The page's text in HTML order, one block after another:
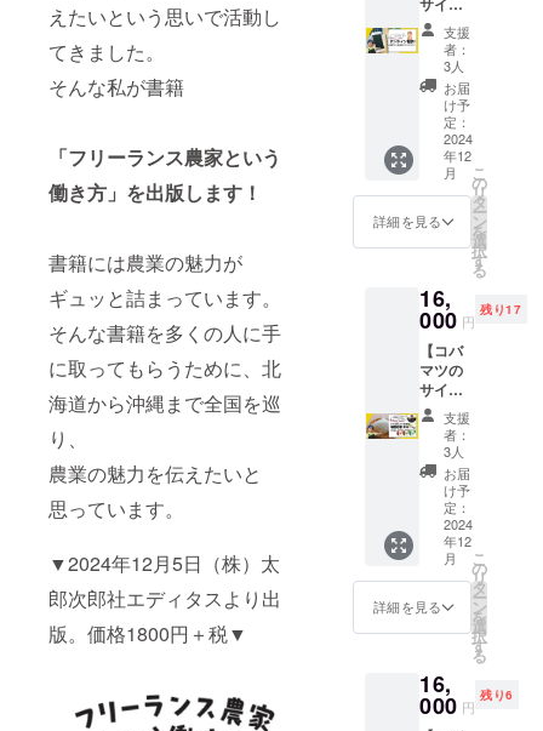
えたいという思いで活動し
てきました。
そんな私が書籍
「フリーランス農家という
働き方」を出版します！
書籍には農業の魅力が
ギュッと詰まっています。
そんな書籍を多くの人に手
に取ってもらうために、北
海道から沖縄まで全国を巡
り、
農業の魅力を伝えたいと
思っています。
▼2024年12月5日（株）太
郎次郎社エディタスより出
版。価格1800円＋税▼
につい
ての確
認事項
▼ ※③
こちら
は任意
になり
ます。
支援時
にアカ
をお教
え下さ
刊は１
月中の
予定で
す。ご
希望の
メール
アドレ
スに送
信させ
ていた
だきま
す。
LINEグ
ルー
プ、
OR
FBグ
ループ
にご招
待！コ
バマツ
が作
る、農
業情報
ズドの
グルー
招待し
ます！
もちろ
ん、皆
さんか
らも情
報発信
が可能
です！
皆で楽
しく農
業トー
ましょ
う！ ④
バマツ
手作
り、推
〇リ
ターン
〇 ①コ
バマツ
サイン
入り
「フ
リーラ
ンス農
家の働
き方と
は」１
セージ
③番外
編！コ
バマツ
手作
り、推
し農家
電子冊
子 （本
には登
場しな
い生産
者や、
農業
ニュー
スを特
集した
雑
誌！）
入り書
籍1冊×
番外編
推し農
家電子
冊子×コ
バマツ
とオン
ライン
相談！
農業か
ら人生
相談ま
でも
OK！
（３０
分）】
フリー
ランス
農家コ
バマツ
とお話
してみ
ません
か？ フ
リーラ
ンス農
家の生
き方
や、実
す！ ま
た、あ
なたの
支援
者：
3人
お届
け予
定：
2024
年12
月
詳細を見る
こ
の
リ
タ
ー
ン
を
選
択
す
る
16,
000 円
残り17
【コバ
マツの
サイン
入り書
籍1冊×
番外編
推し農
家電子
冊子×
北海道
旭川市
東鷹
栖、東
鷹栖 旬
喜野
恵 お
なつぼ
し、ゆ
めぴり
支援
者：
3人
お届
け予
定：
2024
年12
月
詳細を見る
こ
の
リ
タ
ー
ン
を
選
択
す
る
16,
000 円
残り6